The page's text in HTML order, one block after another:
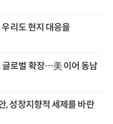
리도 현지 대응을
글로벌 확장…美 이어 동남
, 성장지향적 세제를 바란